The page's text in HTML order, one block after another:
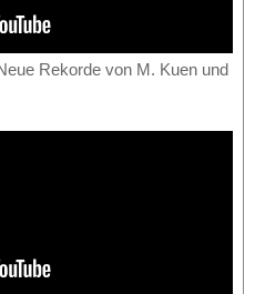
Rekorde von M. Kuen und